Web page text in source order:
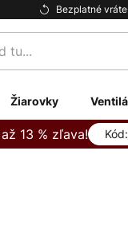
Bezplatné
Žiarovky
až 13 % zľava! Kód: